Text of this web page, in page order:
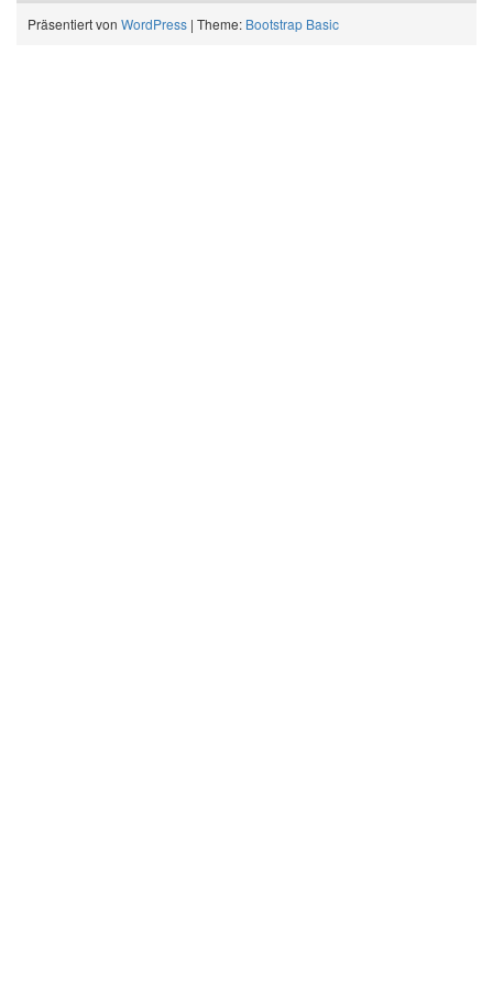
Präsentiert von WordPress | Theme: Bootstrap Basic